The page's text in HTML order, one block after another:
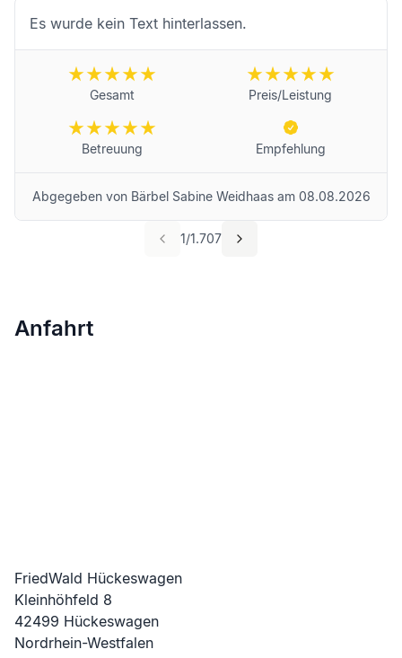
1/1.707
Es wurde kein Text hinterlassen.
Gesamt Preis/Leistung
Betreuung Empfehlung
Abgegeben von Bärbel Sabine Weidhaasam 08.08.2026
Anfahrt
FriedWald Hückeswagen
Kleinhöhfeld 8
42499 Hückeswagen
Nordrhein-Westfalen